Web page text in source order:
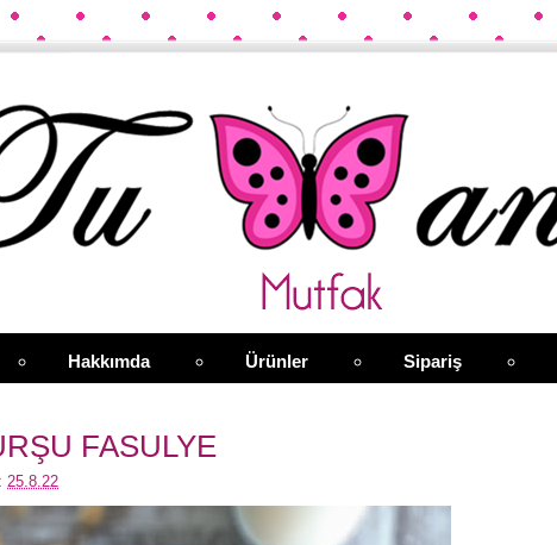
Sipariş
Ürünler
Hakkımda
FASULYE
25.8.22